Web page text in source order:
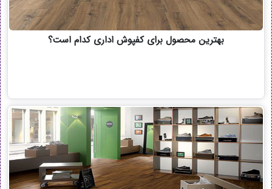
بهترین محصول برای کفپوش اداری کدام است؟